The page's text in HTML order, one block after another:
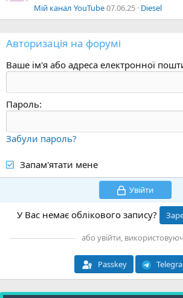
Мій канал YouTube07.06.25 Diesel
Авторизація на форумі
Ваше ім'я або адреса електронної
Пароль
Забули пароль?
Запам'ятати мене
Увійти
У Вас немає облікового запису?
або увійти,
Passkey